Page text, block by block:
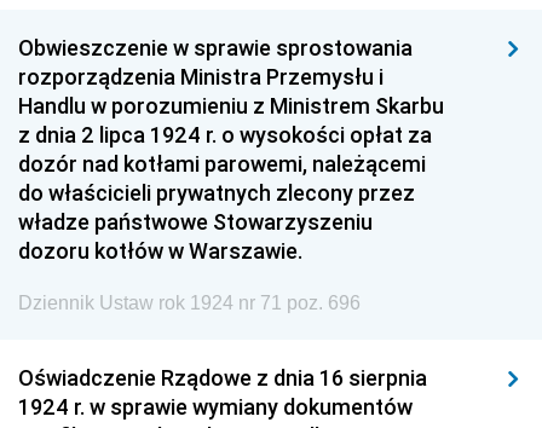
Obwieszczenie w sprawie sprostowania
rozporządzenia Ministra Przemysłu i
Handlu w porozumieniu z Ministrem Skarbu
z dnia 2 lipca 1924 r. o wysokości opłat za
dozór nad kotłami parowemi, należącemi
do właścicieli prywatnych zlecony przez
władze państwowe Stowarzyszeniu
dozoru kotłów w Warszawie.
Dziennik Ustaw rok 1924 nr 71 poz. 696
Oświadczenie Rządowe z dnia 16 sierpnia
1924 r. w sprawie wymiany dokumentów